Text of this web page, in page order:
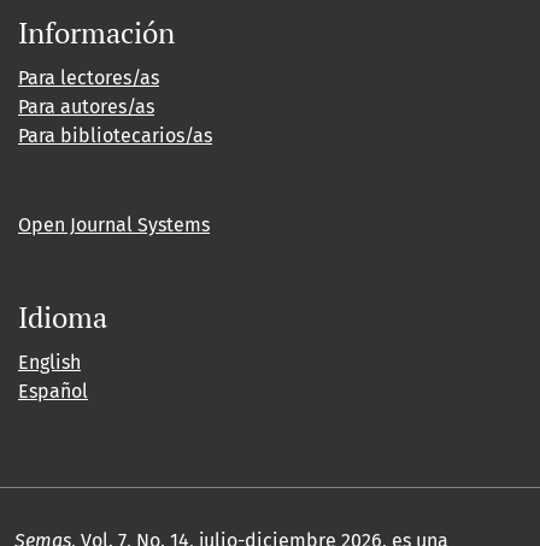
Información
Para lectores/as
Para autores/as
Para bibliotecarios/as
Open Journal Systems
Idioma
English
Español
Semas, Vol. 7, No. 14, julio-diciembre 2026, es una